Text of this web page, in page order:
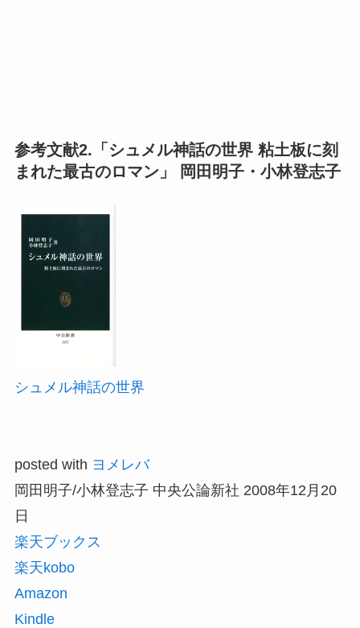
参考文献2.「シュメル神話の世界 粘土板に刻
まれた最古のロマン」 岡田明子・小林登志子
シュメル神話の世界
posted with ヨメレバ
岡田明子/小林登志子 中央公論新社 2008年12月20
日
楽天ブックス
楽天kobo
Amazon
Kindle